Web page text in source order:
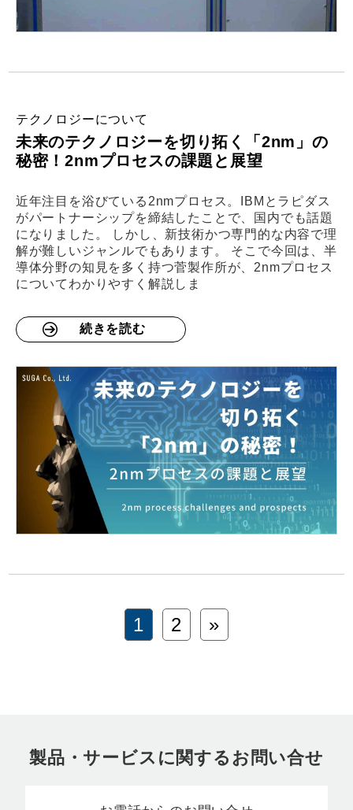
テクノロジーについて
未来のテクノロジーを切り拓く「2nm」の
秘密！2nmプロセスの課題と展望
近年注目を浴びている2nmプロセス。IBMとラピダス
がパートナーシップを締結したことで、国内でも話題
になりました。 しかし、新技術かつ専門的な内容で理
解が難しいジャンルでもあります。 そこで今回は、半
導体分野の知見を多く持つ菅製作所が、2nmプロセス
についてわかりやすく解説しま
続きを読む
1 2 »
製品・サービスに関するお問い合せ